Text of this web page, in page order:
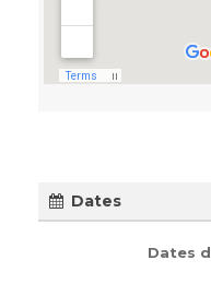
Dates
Dates